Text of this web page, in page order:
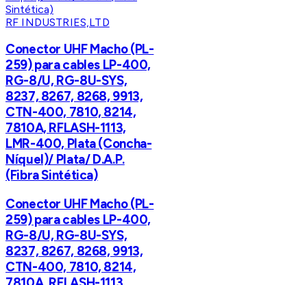
RF INDUSTRIES,LTD
Conector UHF Macho (PL-
259) para cables LP-400,
RG-8/U, RG-8U-SYS,
8237, 8267, 8268, 9913,
CTN-400, 7810, 8214,
7810A, RFLASH-1113,
LMR-400, Plata (Concha-
Níquel)/ Plata/ D.A.P.
(Fibra Sintética)
Conector UHF Macho (PL-
259) para cables LP-400,
RG-8/U, RG-8U-SYS,
8237, 8267, 8268, 9913,
CTN-400, 7810, 8214,